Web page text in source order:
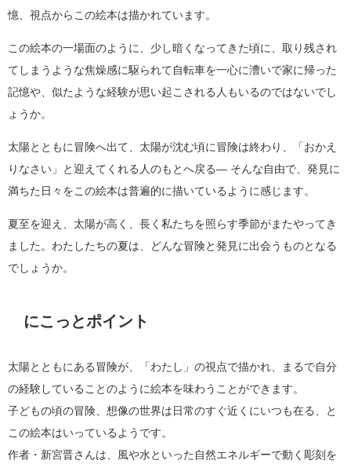
憶、視点からこの絵本は描かれています。
この絵本の一場面のように、少し暗くなってきた頃に、取り残され
てしまうような焦燥感に駆られて自転車を一心に漕いで家に帰った
記憶や、似たような経験が思い起こされる人もいるのではないでし
ょうか。
太陽とともに冒険へ出て、太陽が沈む頃に冒険は終わり、「おかえ
りなさい」と迎えてくれる人のもとへ戻る― そんな自由で、発見に
満ちた日々をこの絵本は普遍的に描いているように感じます。
夏至を迎え、太陽が高く、長く私たちを照らす季節がまたやってき
ました。わたしたちの夏は、どんな冒険と発見に出会うものとなる
でしょうか。
にこっとポイント
太陽とともにある冒険が、「わたし」の視点で描かれ、まるで自分
の経験していることのように絵本を味わうことができます。
子どもの頃の冒険、想像の世界は日常のすぐ近くにいつも在る、と
この絵本はいっているようです。
作者・新宮晋さんは、風や水といった自然エネルギーで動く彫刻を